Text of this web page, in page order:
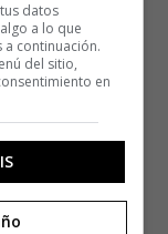
datos
a lo que
continuación.
del sitio,
en